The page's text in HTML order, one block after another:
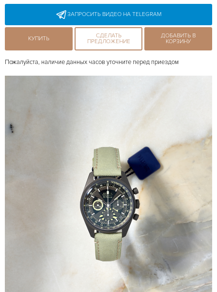
ЗАПРОСИТЬ ВИДЕО НА TELEGRAM
КУПИТЬ
СДЕЛАТЬ
ПРЕДЛОЖЕНИЕ
ДОБАВИТЬ В
КОРЗИНУ
Пожалуйста, наличие данных часов уточните перед приездом